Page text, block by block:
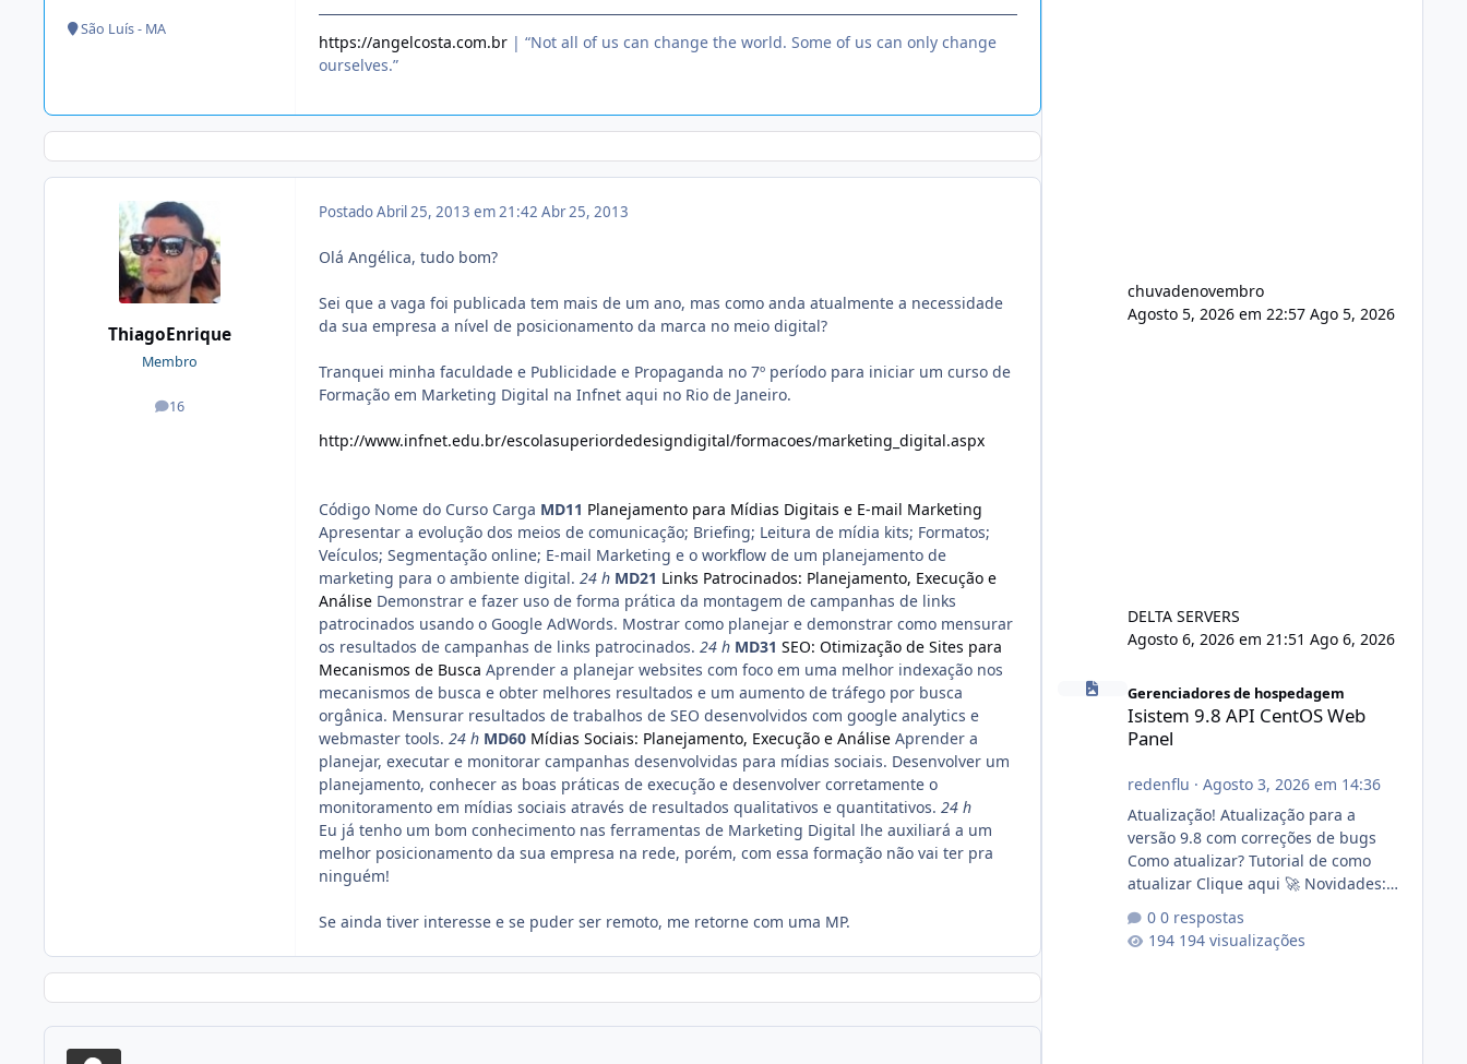
São Luís - MA
https://angelcosta.com.br | “Not all of us can change the world. Some of us can only change
ourselves.”
ThiagoEnrique
Membro
16
posts
PostadoAbril 25, 2013 em 21:42 Abr 25, 2013
Olá Angélica, tudo bom?
Sei que a vaga foi publicada tem mais de um ano, mas como anda atualmente a necessidade
da sua empresa a nível de posicionamento da marca no meio digital?
Tranquei minha faculdade e Publicidade e Propaganda no 7º período para iniciar um curso de
Formação em Marketing Digital na Infnet aqui no Rio de Janeiro.
http://www.infnet.edu.br/escolasuperiordedesigndigital/formacoes/marketing_digital.aspx
Código Nome do Curso Carga MD11 Planejamento para Mídias Digitais e E-mail Marketing
Apresentar a evolução dos meios de comunicação; Briefing; Leitura de mídia kits; Formatos;
Veículos; Segmentação online; E-mail Marketing e o workflow de um planejamento de
marketing para o ambiente digital. 24 h MD21 Links Patrocinados: Planejamento, Execução e
Análise Demonstrar e fazer uso de forma prática da montagem de campanhas de links
patrocinados usando o Google AdWords. Mostrar como planejar e demonstrar como mensurar
os resultados de campanhas de links patrocinados. 24 h MD31 SEO: Otimização de Sites para
Mecanismos de Busca Aprender a planejar websites com foco em uma melhor indexação nos
mecanismos de busca e obter melhores resultados e um aumento de tráfego por busca
orgânica. Mensurar resultados de trabalhos de SEO desenvolvidos com google analytics e
webmaster tools. 24 h MD60 Mídias Sociais: Planejamento, Execução e Análise Aprender a
planejar, executar e monitorar campanhas desenvolvidas para mídias sociais. Desenvolver um
planejamento, conhecer as boas práticas de execução e desenvolver corretamente o
monitoramento em mídias sociais através de resultados qualitativos e quantitativos. 24 h
Eu já tenho um bom conhecimento nas ferramentas de Marketing Digital lhe auxiliará a um
melhor posicionamento da sua empresa na rede, porém, com essa formação não vai ter pra
ninguém!
Se ainda tiver interesse e se puder ser remoto, me retorne com uma MP.
chuvadenovembro
Agosto 5, 2026 em 22:57 Ago 5, 2026
DELTA SERVERS
Agosto 6, 2026 em 21:51 Ago 6, 2026
Isistem 9.8 API CentOS Web Panel
Gerenciadores de hospedagem
Isistem 9.8 API CentOS Web
Panel
redenflu · Agosto 3, 2026 em 14:36
Atualização! Atualização para a
versão 9.8 com correções de bugs
Como atualizar? Tutorial de como
atualizar Clique aqui 🚀 Novidades:
publico para consulta de sub.dominio
autorizado a usasr o isistem:
0 respostas
194 visualizações